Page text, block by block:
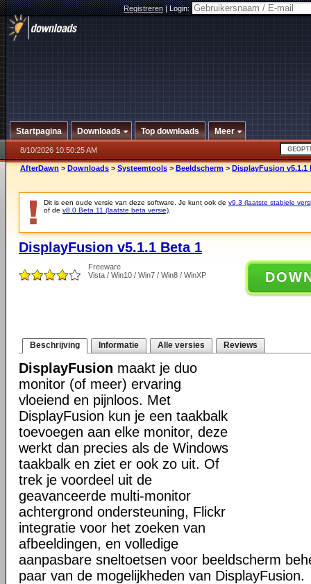
Registreren|Login:
Startpagina Downloads Top downloads Meer
8/10/2026 10:50:25 AM
AfterDawn > Downloads > Systeemtools > Beeldscherm > DisplayFusion v5.1.1
Dit is een oude versie van deze software. Je kunt ook de v9.3 (laatste stabiele
of de v8.0 Beta 11 (laatste beta versie)
DisplayFusion v5.1.1 Beta 1
Freeware
Vista / Win10 / Win7 / Win8 / WinXP
Beschrijving Informatie Alle versies Reviews
DisplayFusion maakt je duo
monitor (of meer) ervaring
vloeiend en pijnloos. Met
DisplayFusion kun je een taakbalk
toevoegen aan elke monitor, deze
werkt dan precies als de Windows
taakbalk en ziet er ook zo uit. Of
trek je voordeel uit de
geavanceerde multi-monitor
achtergrond ondersteuning, Flickr
integratie voor het zoeken van
afbeeldingen, en volledige
aanpasbare sneltoetsen voor beeldscherm
paar van de mogelijkheden van DisplayFusion.